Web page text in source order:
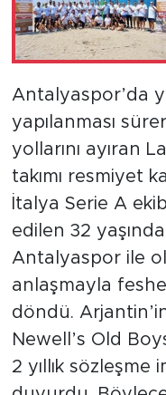
Antalyaspor’da
yapılanması
yollarını ayıran
takımı resmiyet
İtalya Serie A
edilen 32
Antalyaspor ile
anlaşmayla
döndü.
Newell’s Old
2 yıllık sözleşme